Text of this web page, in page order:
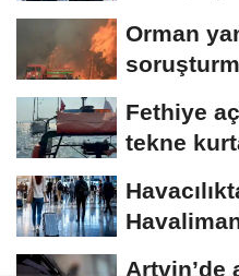
Orman
Fethiye
tekne
Artvin’de